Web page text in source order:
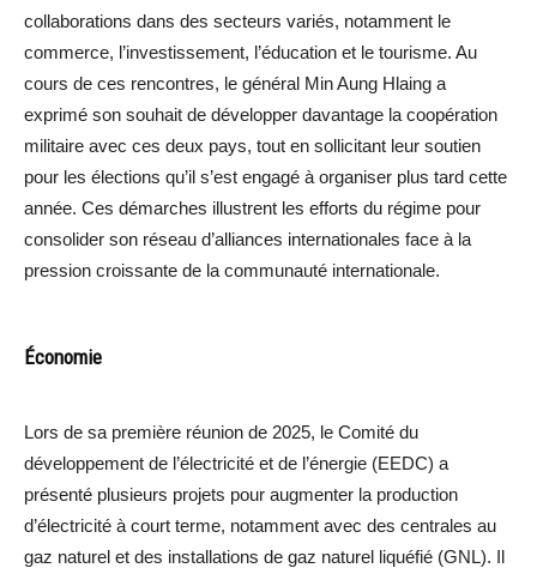
collaborations dans des secteurs variés, notamment le
commerce, l’investissement, l’éducation et le tourisme. Au
cours de ces rencontres, le général Min Aung Hlaing a
exprimé son souhait de développer davantage la coopération
militaire avec ces deux pays, tout en sollicitant leur soutien
pour les élections qu’il s’est engagé à organiser plus tard cette
année. Ces démarches illustrent les efforts du régime pour
consolider son réseau d’alliances internationales face à la
pression croissante de la communauté internationale.
Économie
Lors de sa première réunion de 2025, le Comité du
développement de l’électricité et de l’énergie (EEDC) a
présenté plusieurs projets pour augmenter la production
d’électricité à court terme, notamment avec des centrales au
gaz naturel et des installations de gaz naturel liquéfié (GNL). Il